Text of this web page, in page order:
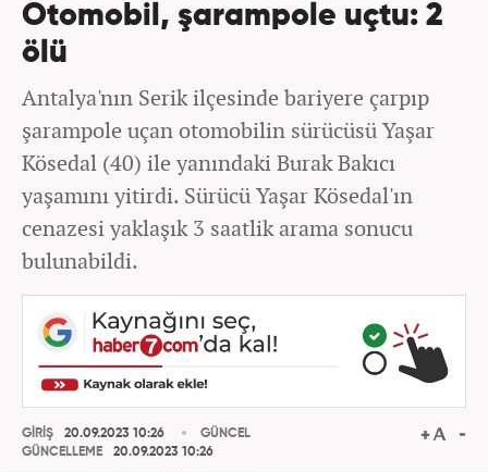
Otomobil, şarampole uçtu: 2
ölü
Antalya'nın Serik ilçesinde bariyere çarpıp
şarampole uçan otomobilin sürücüsü Yaşar
Kösedal (40) ile yanındaki Burak Bakıcı
yaşamını yitirdi. Sürücü Yaşar Kösedal'ın
cenazesi yaklaşık 3 saatlik arama sonucu
bulunabildi.
GİRİŞ
20.09.2023 10:26
GÜNCELLEME
20.09.2023 10:26
GÜNCEL